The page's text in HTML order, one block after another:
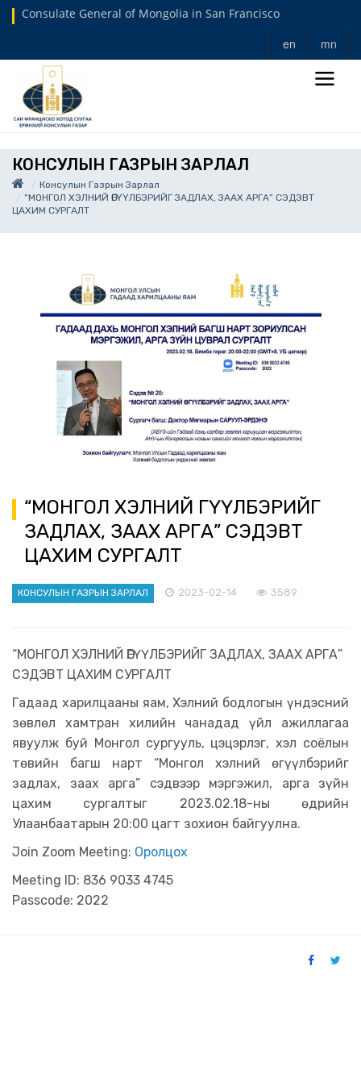
Consulate General of Mongolia in San Francisco
en mn
КОНСУЛЫН ГАЗРЫН ЗАРЛАЛ
Консулын Газрын Зарлал
“МОНГОЛ ХЭЛНИЙ ӨГҮҮЛБЭРИЙГ ЗАДЛАХ, ЗААХ АРГА” СЭДЭВТ
ЦАХИМ СУРГАЛТ
“МОНГОЛ ХЭЛНИЙ ӨГҮҮЛБЭРИЙГ
ЗАДЛАХ, ЗААХ АРГА” СЭДЭВТ
ЦАХИМ СУРГАЛТ
КОНСУЛЫН ГАЗРЫН ЗАРЛАЛ 2023-02-14 3589
“МОНГОЛ ХЭЛНИЙ ӨГҮҮЛБЭРИЙГ ЗАДЛАХ, ЗААХ АРГА”
СЭДЭВТ ЦАХИМ СУРГАЛТ
Гадаад харилцааны яам, Хэлний бодлогын үндэсний
зөвлөл хамтран хилийн чанадад үйл ажиллагаа
явуулж буй Монгол сургууль, цэцэрлэг, хэл соёлын
төвийн багш нарт “Монгол хэлний өгүүлбэрийг
задлах, заах арга” сэдвээр мэргэжил, арга зүйн
цахим сургалтыг 2023.02.18-ны өдрийн
Улаанбаатарын 20:00 цагт зохион байгуулна.
Join Zoom Meeting: Оролцох
Meeting ID: 836 9033 4745
Passcode: 2022